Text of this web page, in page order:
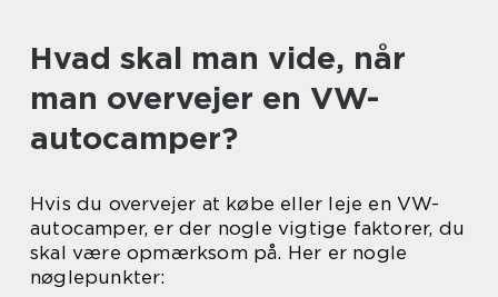
Hvad skal man vide, når
man overvejer en VW-
autocamper?
Hvis du overvejer at købe eller leje en VW-
autocamper, er der nogle vigtige faktorer, du
skal være opmærksom på. Her er nogle
nøglepunkter: